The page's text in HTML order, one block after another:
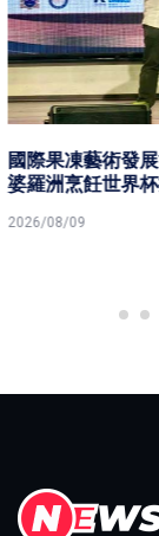
高市青年局115
創作者首度同台
2026/08/09